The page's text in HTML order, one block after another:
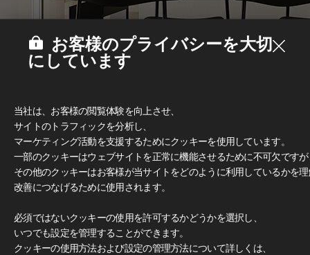
#家具
お客様のプライバシーを大切
にしています
当社は、お客様の閲覧体験を向上させ、
サイトのトラフィックを分析し、
マーケティング活動を支援するためにクッキーを使用しています。
一部のクッキーはウェブサイトを正常に機能させるために不可欠です
その他のクッキーはお客様が当サイトをどのように利用しているかを
改善につなげるために使用されます。
必須ではないクッキーの使用を許可するかどうかを選択し、
いつでも設定を管理することができます。
クッキーの使用方法および設定の管理方法について詳しくは、